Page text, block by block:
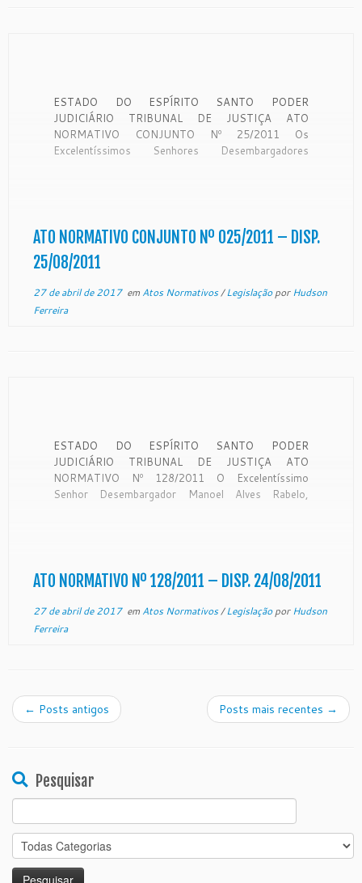
ESTADO DO ESPÍRITO SANTO PODER
JUDICIÁRIO TRIBUNAL DE JUSTIÇA ATO
NORMATIVO CONJUNTO Nº 25/2011 Os
Excelentíssimos Senhores Desembargadores
CONSIDERANDO os termos […]
ATO NORMATIVO CONJUNTO Nº 025/2011 – DISP.
25/08/2011
27 de abril de 2017em Atos Normativos/LegislaçãoporHudson
Ferreira
ESTADO DO ESPÍRITO SANTO PODER
JUDICIÁRIO TRIBUNAL DE JUSTIÇA ATO
NORMATIVO Nº 128/2011 O Excelentíssimo
Senhor Desembargador Manoel Alves Rabelo,
[…]
ATO NORMATIVO Nº 128/2011 – DISP. 24/08/2011
27 de abril de 2017em Atos Normativos/LegislaçãoporHudson
Ferreira
← Posts antigos Posts mais recentes →
Pesquisar
for: